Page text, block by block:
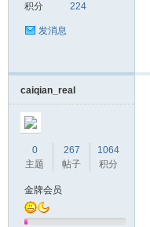
积分 224
发消息
caiqian_real
0
主题
267
帖子
1064
积分
金牌会员